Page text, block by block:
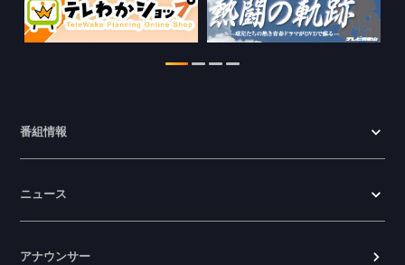
2026.06.23
番組情報
ニュース
アナウンサー